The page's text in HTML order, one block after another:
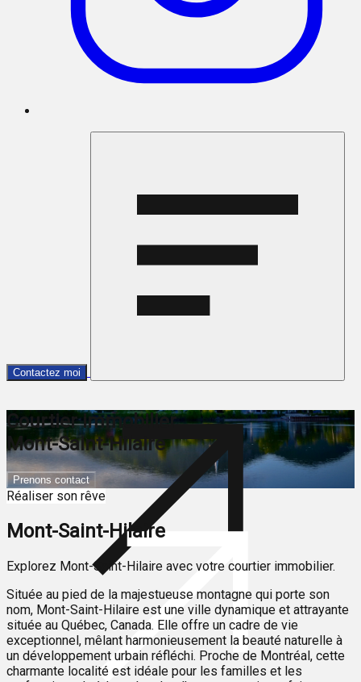
Contactez moi
Courtier immobilier
Mont-Saint-Hilaire
Prenons contact
Réaliser son rêve
Mont-Saint-Hilaire
Explorez Mont-Saint-Hilaire avec votre courtier immobilier.
Située au pied de la majestueuse montagne qui porte son
nom, Mont-Saint-Hilaire est une ville dynamique et attrayante
située au Québec, Canada. Elle offre un cadre de vie
exceptionnel, mêlant harmonieusement la beauté naturelle à
un développement urbain réfléchi. Proche de Montréal, cette
charmante localité est idéale pour les familles et les